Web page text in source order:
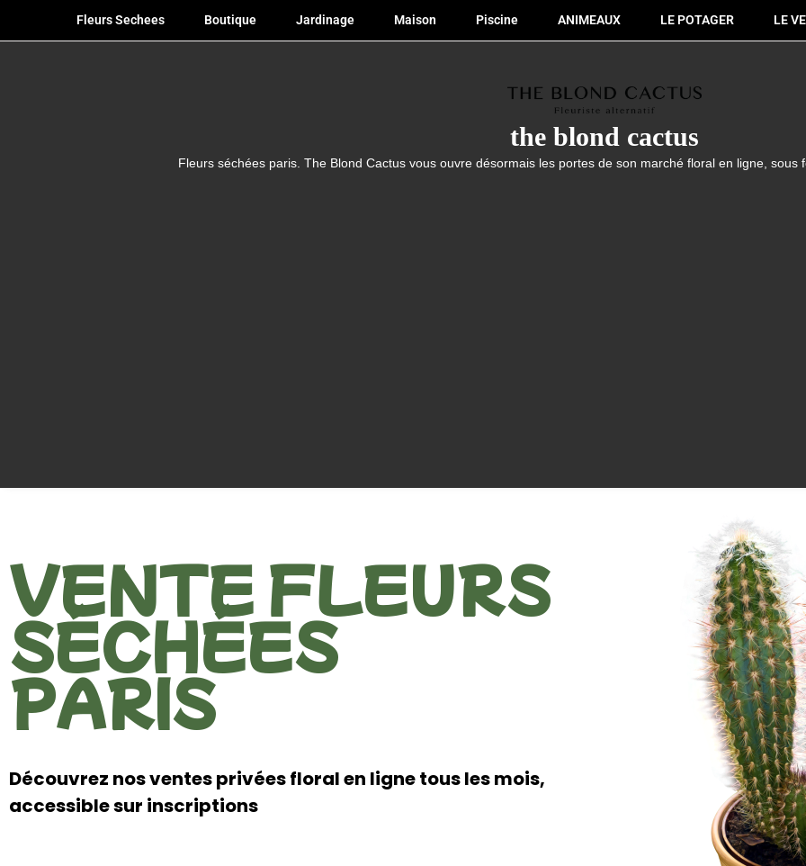
Fleurs Sechees Boutique Jardinage Maison Piscine ANIMEAUX LE POTAGER LE
the blond cactus
Fleurs séchées paris. The Blond Cactus vous ouvre désormais les portes de son marché floral en ligne,
VENTE FLEURS
SÉCHÉES
PARIS
Découvrez nos ventes privées floral en ligne tous les mois,
accessible sur inscriptions